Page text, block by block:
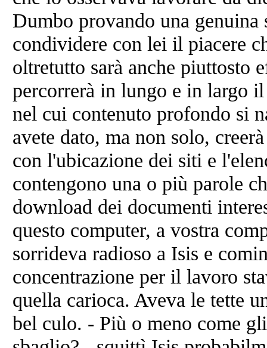
Dumbo provando una
condividere con lei il piacere
oltretutto sarà anche piuttosto
percorrerà in lungo e in largo
nel cui contenuto profondo si
avete dato, ma non solo,
con l'ubicazione dei siti e
contengono una o più parole
download dei documenti
questo computer, a vostra
sorrideva radioso a Isis e
concentrazione per il lavoro
quella carioca. Aveva le tette
bel culo. - Più o meno come